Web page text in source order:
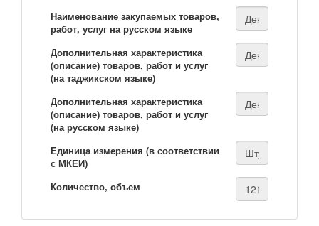
Наименование закупаемых товаров,
работ, услуг на русском языке
Дополнительная характеристика
(описание) товаров, работ и услуг
(на таджикском языке)
Дополнительная характеристика
(описание) товаров, работ и услуг
(на русском языке)
Единица измерения (в соответствии
с МКЕИ)
Количество, объем